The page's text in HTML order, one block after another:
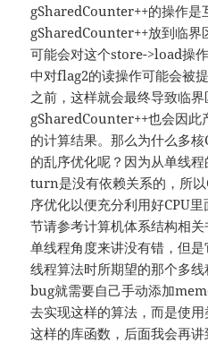
gSharedCounter++的操作是
gSharedCounter++放到临界
可能会对这个store->load操
中对flag2的读操作可能会被
之前，这样就会最终导致临
gSharedCounter++也会因此
的计算结果。那么为什么多
的乱序优化呢？因为从单线
turn是没有依赖关系的，所
序优化以便充分利用好CPU
节请参考计算机体系结构相
单线程角度来讲没有错，但
线程算法时所期望的那个多
bug就需要自己手动添加
去实现这样的算法，而是使
这样的库函数，后面我会再讲